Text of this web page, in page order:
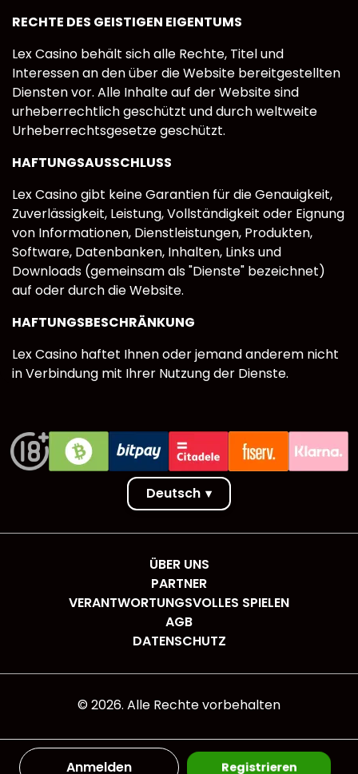
Anmelden Registrieren
RECHTE DES GEISTIGEN EIGENTUMS
Lex Casino behält sich alle Rechte, Titel und
Interessen an den über die Website bereitgestellten
Diensten vor. Alle Inhalte auf der Website sind
urheberrechtlich geschützt und durch weltweite
Urheberrechtsgesetze geschützt.
HAFTUNGSAUSSCHLUSS
Lex Casino gibt keine Garantien für die Genauigkeit,
Zuverlässigkeit, Leistung, Vollständigkeit oder Eignung
von Informationen, Dienstleistungen, Produkten,
Software, Datenbanken, Inhalten, Links und
Downloads (gemeinsam als "Dienste" bezeichnet)
auf oder durch die Website.
HAFTUNGSBESCHRÄNKUNG
Lex Casino haftet Ihnen oder jemand anderem nicht
in Verbindung mit Ihrer Nutzung der Dienste.
Deutsch ▾
ÜBER UNS
PARTNER
VERANTWORTUNGSVOLLES SPIELEN
AGB
DATENSCHUTZ
© 2026. Alle Rechte vorbehalten